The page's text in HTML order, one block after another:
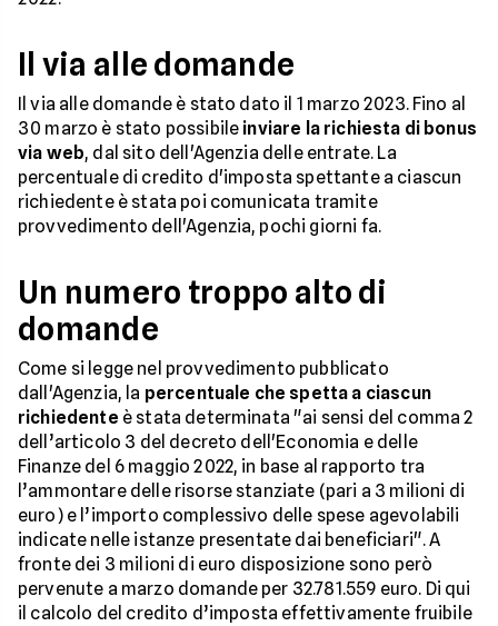
Il via alle domande
Il via alle domande è stato dato il 1 marzo 2023. Fino al
30 marzo è stato possibile inviare la richiesta di bonus
via web, dal sito dell'Agenzia delle entrate. La
percentuale di credito d'imposta spettante a ciascun
richiedente è stata poi comunicata tramite
provvedimento dell'Agenzia, pochi giorni fa.
Un numero troppo alto di
domande
Come si legge nel provvedimento pubblicato
dall'Agenzia, la percentuale che spetta a ciascun
richiedente è stata determinata "ai sensi del comma 2
dell’articolo 3 del decreto dell'Economia e delle
Finanze del 6 maggio 2022, in base al rapporto tra
l’ammontare delle risorse stanziate (pari a 3 milioni di
euro) e l’importo complessivo delle spese agevolabili
indicate nelle istanze presentate dai beneficiari". A
fronte dei 3 milioni di euro disposizione sono però
pervenute a marzo domande per 32.781.559 euro. Di qui
il calcolo del credito d’imposta effettivamente fruibile